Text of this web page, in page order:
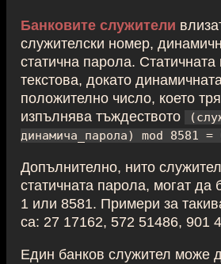
Банковите служители
служителски номер,
статична парола.
текстова, докато
положително число, което
изпълнява тъждеството
динамича_парола) mod 8581 =
Допълнително, нито
статичната парола, могат да
1 или 8581. Примери за
са: 27 17162, 572 51486, 901
Един банков служител може